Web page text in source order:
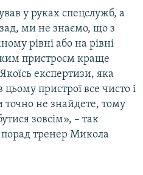
у руках спецслужб, а
ми не знаємо, що з
рівні або на рівні
пристроєм краще
експертизи, яка
пристрої все чисто і
не знайдете, тому
зовсім», – так
тренер Микола